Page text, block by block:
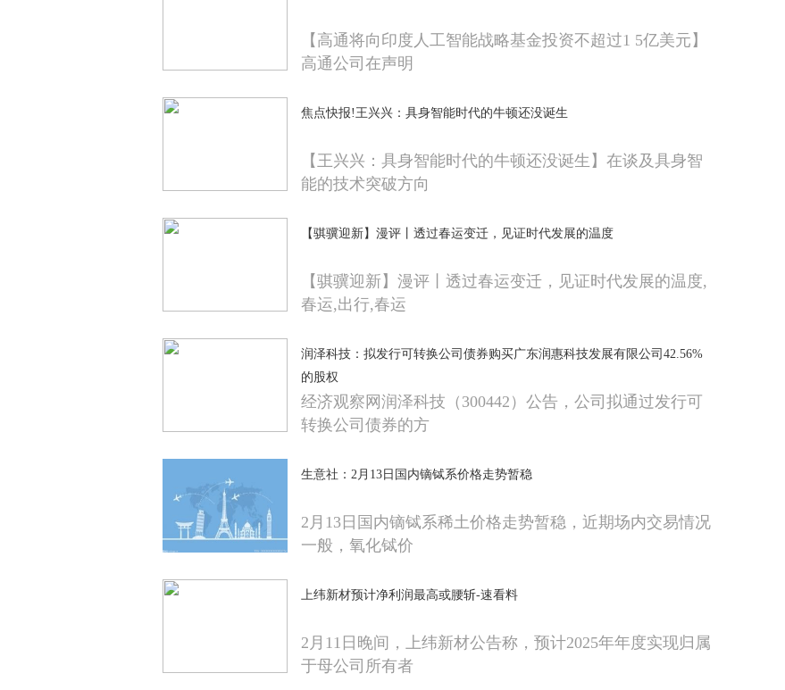
【高通将向印度人工智能战略基金投资不超过1 5亿美元】
高通公司在声明
焦点快报!王兴兴：具身智能时代的牛顿还没诞生
【王兴兴：具身智能时代的牛顿还没诞生】在谈及具身智
能的技术突破方向
【骐骥迎新】漫评丨透过春运变迁，见证时代发展的温度
【骐骥迎新】漫评丨透过春运变迁，见证时代发展的温度,
春运,出行,春运
润泽科技：拟发行可转换公司债券购买广东润惠科技发展有限公司42.56%
的股权
经济观察网润泽科技（300442）公告，公司拟通过发行可
转换公司债券的方
生意社：2月13日国内镝铽系价格走势暂稳
2月13日国内镝铽系稀土价格走势暂稳，近期场内交易情况
一般，氧化铽价
上纬新材预计净利润最高或腰斩-速看料
2月11日晚间，上纬新材公告称，预计2025年年度实现归属
于母公司所有者